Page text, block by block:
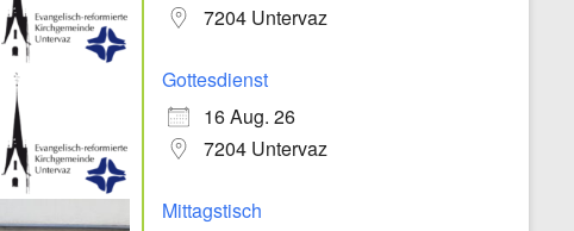
7204 Untervaz
Gottesdienst
16 Aug. 26
7204 Untervaz
Mittagstisch